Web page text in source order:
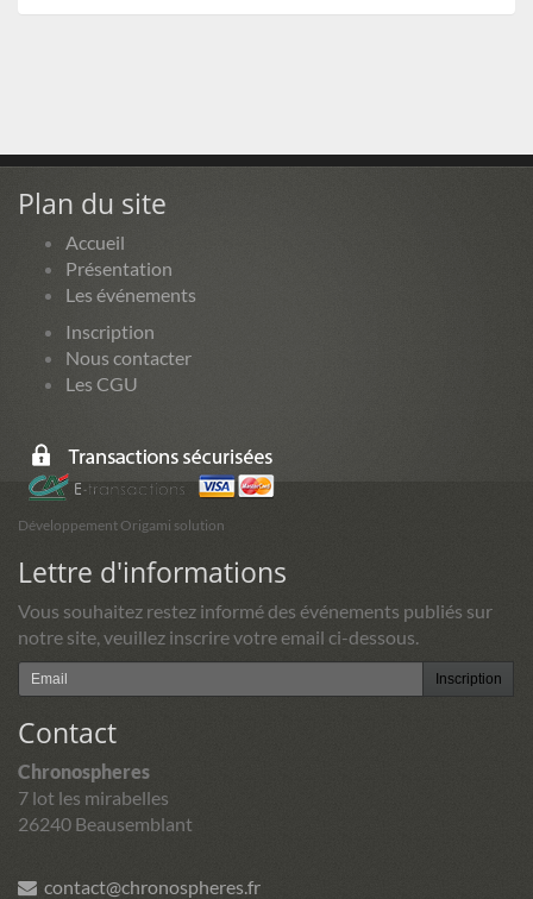
Plan du site
Accueil
Présentation
Les événements
Inscription
Nous contacter
Les CGU
Développement Origami solution
Lettre d'informations
Vous souhaitez restez informé des événements publiés sur
notre site, veuillez inscrire votre email ci-dessous.
Inscription
Contact
Chronospheres
7 lot les mirabelles
26240 Beausemblant
contact@chronospheres.fr